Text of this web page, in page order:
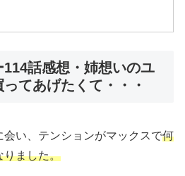
話感想・姉想いのユ
てあげたくて・・・
い、テンションがマックスで何
りました。